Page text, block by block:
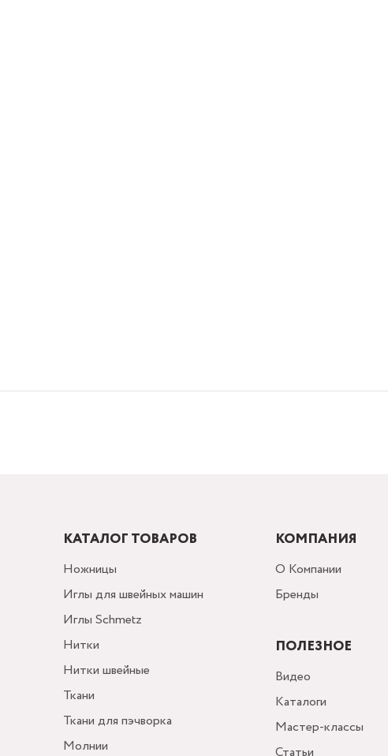
КАТАЛОГ ТОВАРОВ
Ножницы
Иглы для швейных машин
Иглы Schmetz
Нитки
Нитки швейные
Ткани
Ткани для пэчворка
Молнии
КОМПАНИЯ
О Компании
Бренды
ПОЛЕЗНОЕ
Видео
Каталоги
Мастер-классы